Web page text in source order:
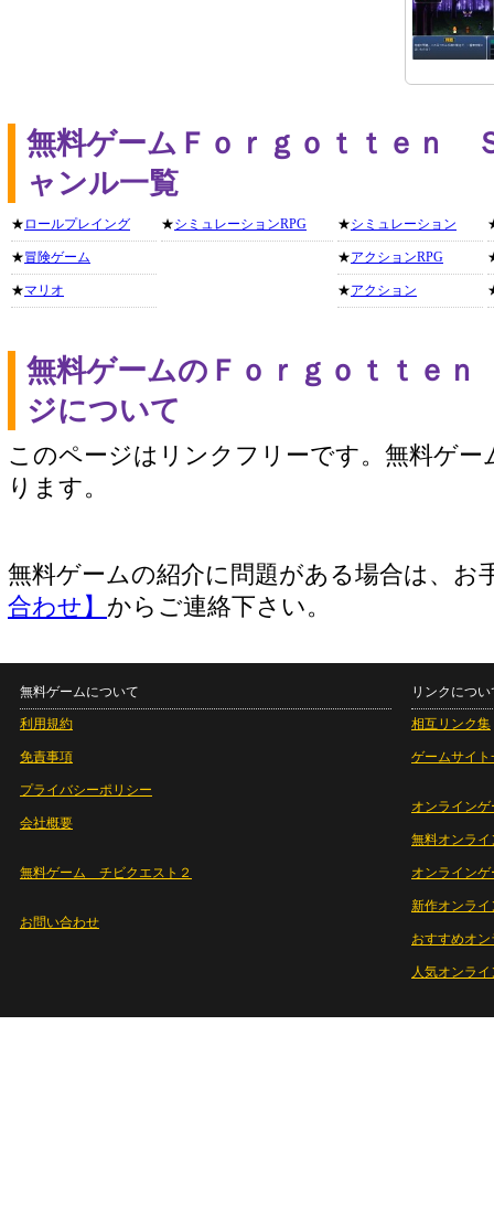
無料ゲームＦｏｒｇｏｔｔｅｎ
ャンル一覧
★ ロールプレイング
★冒険ゲーム
★マリオ
★シミュレーションRPG ★シミュレーション
★アクションRPG
★アクション
無料ゲームのＦｏｒｇｏｔｔｅ
ジについて
このページはリンクフリーです。無料ゲー
ります。
無料ゲームの紹介に問題がある場合は、お
合わせ】 からご連絡下さい。
無料ゲームについて
利用規約
免責事項
プライバシーポリシー
会社概要
無料ゲーム チビクエスト２
お問い合わせ
リンクについ
相互リンク集
ゲームサイト
オンラインゲ
無料オンライ
オンライン
新作オンライ
おすすめオ
人気オンラ